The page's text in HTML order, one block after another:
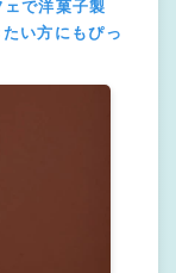
ェで洋菓子製
たい方にもぴっ